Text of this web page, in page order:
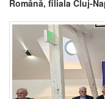
Română, filiala Cluj-